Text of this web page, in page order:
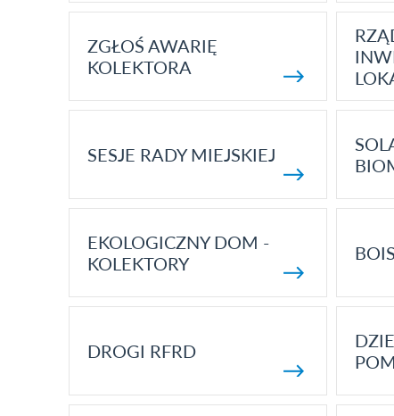
ZGŁOŚ AWARIĘ
KOLEKTORA
SESJE RADY MIEJSKIEJ
EKOLOGICZNY DOM -
KOLEKTORY
DROGI RFRD